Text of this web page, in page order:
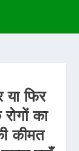
फिर
का
कीमत